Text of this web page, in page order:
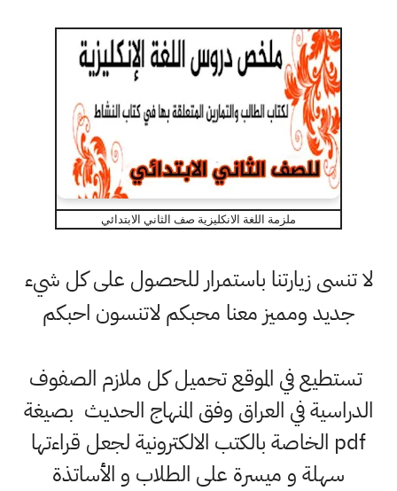
ملزمة اللغة الانكليزية صف الثاني الابتدائي
لا تنسى زيارتنا باستمرار للحصول على كل شيء
جديد ومميز معنا محبكم لاتنسون احبكم
تستطيع في الموقع تحميل كل ملازم الصفوف
الدراسية في العراق وفق المنهاج الحديث بصيغة
pdf الخاصة بالكتب الالكترونية لجعل قراءتها
سهلة و ميسرة على الطلاب و الأساتذة